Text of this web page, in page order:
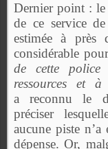
Dernier point : le
de ce service
estimée à
considérable
de cette police
ressources et
a reconnu le
préciser
aucune piste
dépense. Or,